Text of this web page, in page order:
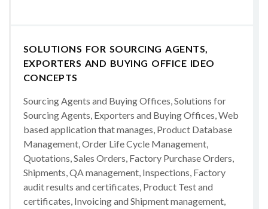
SOLUTIONS FOR SOURCING AGENTS,
EXPORTERS AND BUYING OFFICE IDEO
CONCEPTS
Sourcing Agents and Buying Offices, Solutions for
Sourcing Agents, Exporters and Buying Offices, Web
based application that manages, Product Database
Management, Order Life Cycle Management,
Quotations, Sales Orders, Factory Purchase Orders,
Shipments, QA management, Inspections, Factory
audit results and certificates, Product Test and
certificates, Invoicing and Shipment management,